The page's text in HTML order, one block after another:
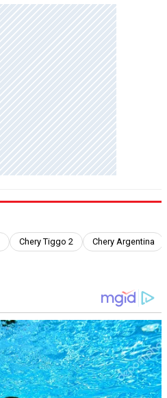
Chery Tiggo 2 Chery Argentina